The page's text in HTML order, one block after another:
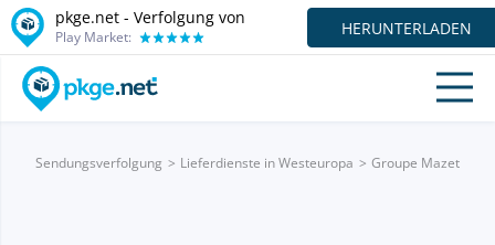
pkge.net - Verfolgung von
Play Market: HERUNTERLADEN
Sendungsverfolgung Lieferdienste in Westeuropa Groupe Mazet